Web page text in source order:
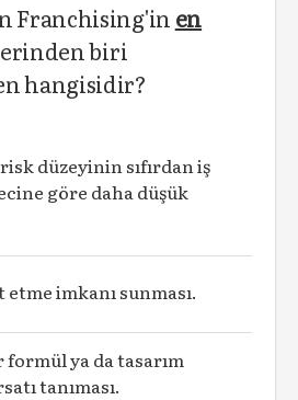
Franchising'in en
biri
hangisidir?
düzeyinin sıfırdan iş
göre daha düşük
imkanı sunması.
ya da tasarım
tanıması.